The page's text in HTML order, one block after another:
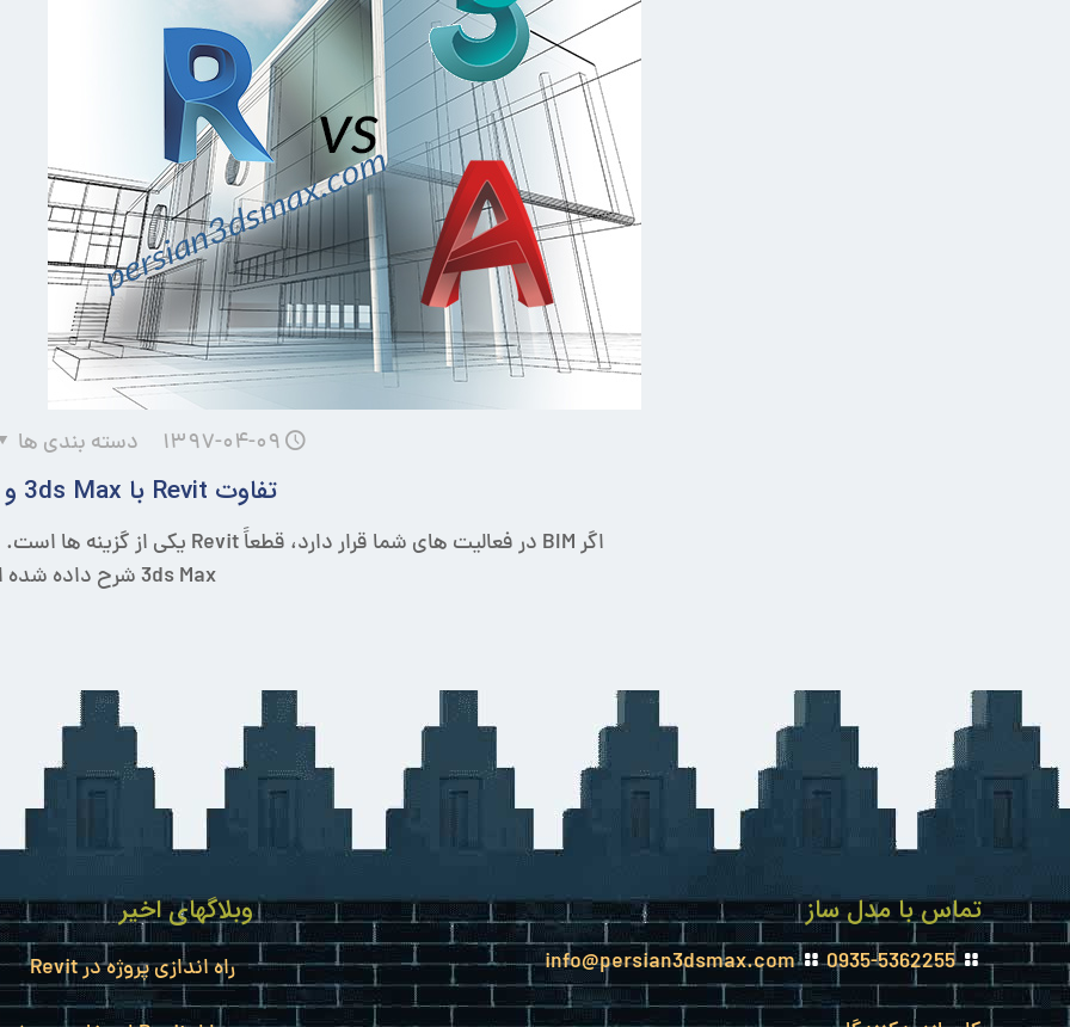
۱۳۹۷-۰۴-۰۹ دسته بندی ها
تفاوت Revit با 3ds Max و AutoCAD
3ds Max شرح داده شده است.
تماس با مدل ساز
0935-5362255
info@persian3dsmax.com
وبلاگهای اخیر
راه اندازی پروژه در Revit